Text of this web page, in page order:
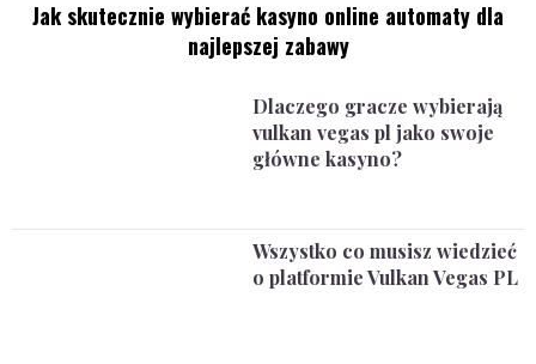
Jak skutecznie wybierać kasyno online automaty dla
najlepszej zabawy
Dlaczego gracze wybierają
vulkan vegas pl jako swoje
główne kasyno?
Wszystko co musisz wiedzieć
o platformie Vulkan Vegas PL